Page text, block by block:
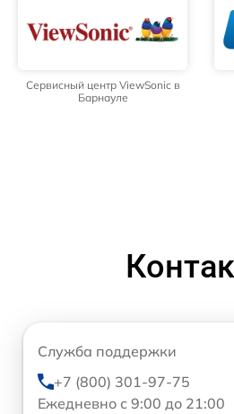
Сервисный центр ViewSonic в
Барнауле
Служба поддержки
+7 (800) 301-97-75
Ежедневно с 9:00 до 21:00